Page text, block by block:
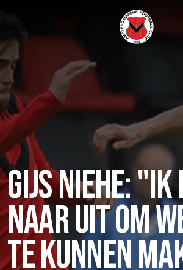
Home
AFC 1
Teams
Jeugd
Senioren
Clubinfo
Nieuwsoverzicht
GIJS NIEHE: "IK
NAAR UIT OM
TE KUNNEN